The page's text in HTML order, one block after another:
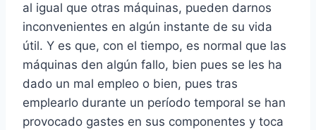
al igual que otras máquinas, pueden darnos
inconvenientes en algún instante de su vida
útil. Y es que, con el tiempo, es normal que las
máquinas den algún fallo, bien pues se les ha
dado un mal empleo o bien, pues tras
emplearlo durante un período temporal se han
provocado gastes en sus componentes y toca